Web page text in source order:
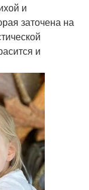
и
заточена на
и